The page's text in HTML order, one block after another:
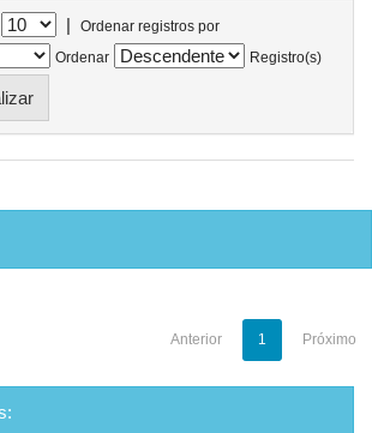
|
Ordenar registros por
Ordenar
Registro(s)
Anterior 1 Próximo